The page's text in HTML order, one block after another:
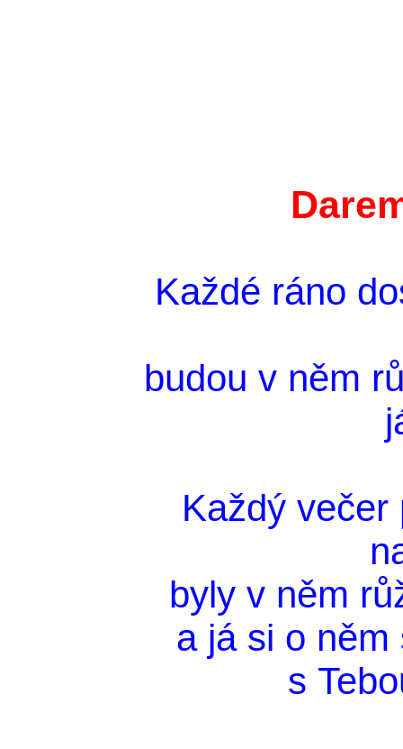
Každé ráno
budou v něm
Každý večer
byly v něm
a já si o něm
s